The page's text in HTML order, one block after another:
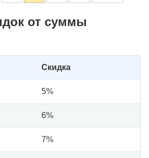
от суммы
Скидка
5%
6%
7%